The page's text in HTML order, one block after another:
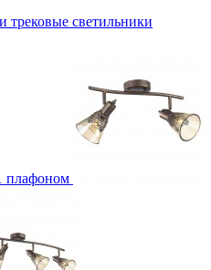
светильники
плафоном